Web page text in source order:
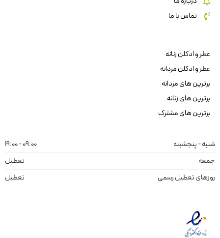
تماس با ما
عطر و ادکلن زنانه
عطر و ادکلن مردانه
برترین های مردانه
برترین های زنانه
برترین های مشترک
شنبه - پنجشبنه
09:00 - 19:00
جمعه
تعطیل
روزهای تعطیل رسمی
تعطیل